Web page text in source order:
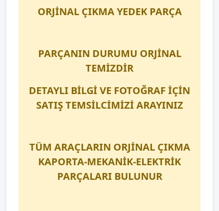
ORJİNAL ÇIKMA YEDEK PARÇA
PARÇANIN DURUMU ORJİNAL
TEMİZDİR
DETAYLI BİLGİ VE FOTOĞRAF İÇİN
SATIŞ TEMSİLCİMİZİ ARAYINIZ
TÜM ARAÇLARIN ORJİNAL ÇIKMA
KAPORTA-MEKANİK-ELEKTRİK
PARÇALARI BULUNUR